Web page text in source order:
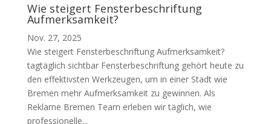
Wie steigert Fensterbeschriftung
Aufmerksamkeit?
Nov. 27, 2025
Wie steigert Fensterbeschriftung Aufmerksamkeit?
tagtäglich sichtbar Fensterbeschriftung gehört heute zu
den effektivsten Werkzeugen, um in einer Stadt wie
Bremen mehr Aufmerksamkeit zu gewinnen. Als
Reklame Bremen Team erleben wir täglich, wie
professionelle...